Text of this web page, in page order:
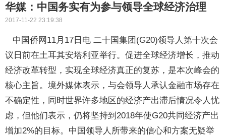
华媒：中国务实有为参与领导全球经济治理
2017-11-22 23:19:38
中国侨网11月17日电 二十国集团(G20)领导人第十次会
议日前在土耳其安塔利亚举行。促进全球经济增长，推动
经济改革转型，实现全球经济真正的复苏，是本次峰会的
核心主旨。境外媒体表示，与会领导人承认金融市场存在
不确定性，同时世界许多地区的经济产出滞后情况令人忧
虑，但他们表示，仍将坚持到2018年使G20共同经济产出
增加2%的目标。中国领导人所带来的信心和方案无疑举